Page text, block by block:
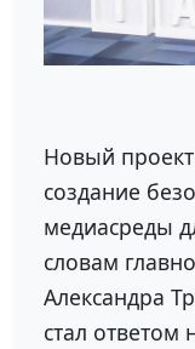
Новый
создание
медиасреды
словам
Александра
стал ответом